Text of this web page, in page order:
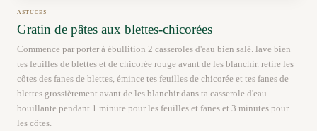
ASTUCES
Gratin de pâtes aux blettes-chicorées
Commence par porter à ébullition 2 casseroles d'eau bien salé. lave bien
tes feuilles de blettes et de chicorée rouge avant de les blanchir. retire les
côtes des fanes de blettes, émince tes feuilles de chicorée et tes fanes de
blettes grossièrement avant de les blanchir dans ta casserole d'eau
bouillante pendant 1 minute pour les feuilles et fanes et 3 minutes pour
les côtes.